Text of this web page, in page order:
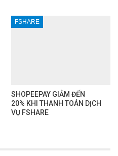
FSHARE
SHOPEEPAY GIẢM ĐẾN
20% KHI THANH TOÁN DỊCH
VỤ FSHARE